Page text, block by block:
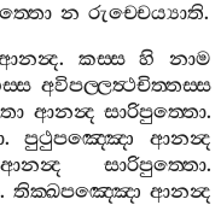
න රුච‍්චෙය්‍යාති.
. කස‍්ස හි
නාම
අවිපල‍්ලත්‍ථචිත‍්තස‍්ස
ආනන්‍ද සාරිපුත‍්තො.
.පුථුපඤ‍්ඤො
ආනන්‍ද
ආනන්‍ද සාරිපුත‍්තො.
. තික‍්ඛපඤ‍්ඤො ආනන්‍ද